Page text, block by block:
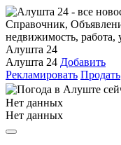
Алушта 24
Алушта 24 Добавить
Рекламировать Продать
Нет данных
Нет данных